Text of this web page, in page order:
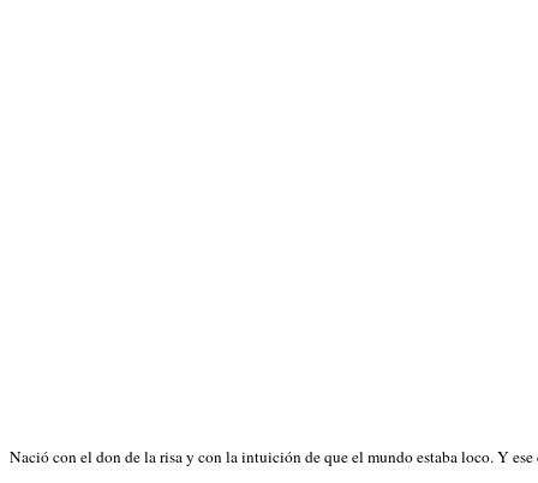
Nació con el don de la risa y con la intuición de que el mundo estaba loco. Y